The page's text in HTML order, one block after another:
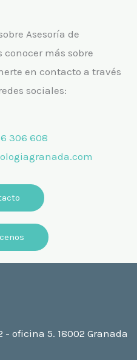
Asesoría de
más sobre
en contacto a través
sociales:
306 608
oficina 5. 18002 Granada